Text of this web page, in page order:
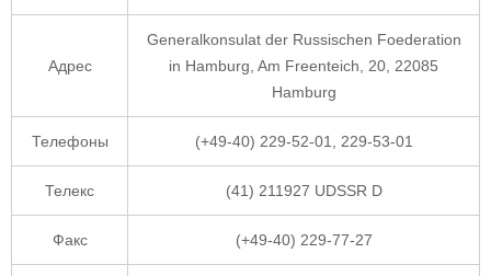
Адрес
Generalkonsulat der Russischen Foederation
in Hamburg, Am Freenteich, 20, 22085
Hamburg
Телефоны (+49-40) 229-52-01, 229-53-01
Телекс (41) 211927 UDSSR D
Факс (+49-40) 229-77-27